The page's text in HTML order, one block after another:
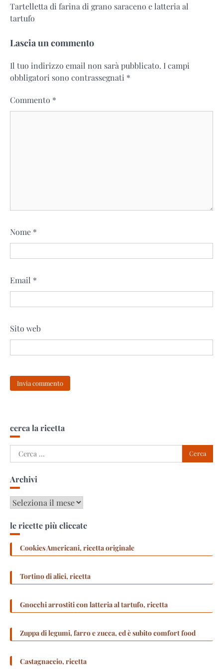
articoli
Tartelletta di farina di grano saraceno e latteria al
tartufo
Lascia un commento
Il tuo indirizzo email non sarà pubblicato. I campi
obbligatori sono contrassegnati *
Commento *
Nome *
Email *
Sito web
cerca la ricetta
Ricerca
per:
Archivi
Archivi
le ricette più cliccate
Cookies Americani, ricetta originale
Tortino di alici, ricetta
Gnocchi arrostiti con latteria al tartufo, ricetta
Zuppa di legumi, farro e zucca, ed è subito comfort food
Castagnaccio, ricetta